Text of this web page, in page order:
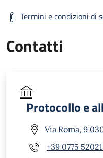
Termini e condizioni di
Contatti
Protocollo e
Via Roma, 9
+39 0775